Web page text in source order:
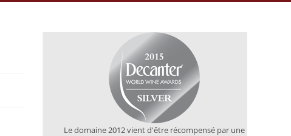
Le domaine 2012 vient d'être récompensé par une